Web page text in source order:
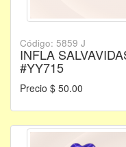
Código: 5859 J
INFLA
#YY715
Precio $ 50.00